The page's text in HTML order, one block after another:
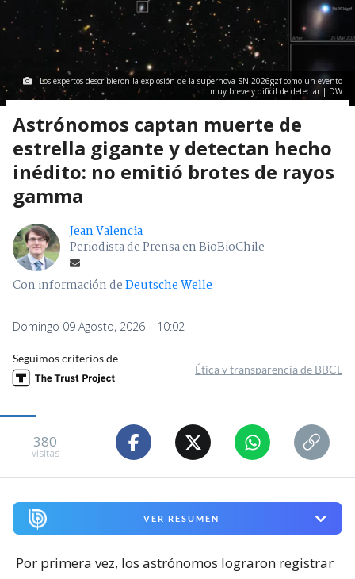
Los expertos describieron la explosión de la supernova SN 2026gzf como un evento
muy breve y difícil de detectar | DW
Astrónomos captan muerte de
estrella gigante y detectan hecho
inédito: no emitió brotes de rayos
gamma
Jean Valencia
Periodista de Prensa en BioBioChile
Con información deDeutsche Welle
Domingo 09 Agosto, 2026 | 10:02
Seguimos criterios de
Ética y transparencia de BBCL
380
visitas
VER RESUMEN
Por primera vez, los astrónomos lograron registrar